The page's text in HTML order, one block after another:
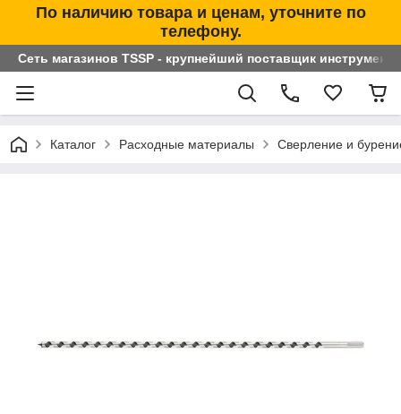
По наличию товара и ценам, уточните по
телефону.
Сеть магазинов TSSP - крупнейший поставщик
Каталог Расходные материалы Сверление и